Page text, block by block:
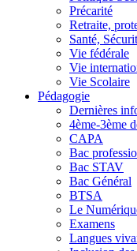
Précarité
Retraite,
Santé,
Vie fédérale
Vie
Vie Scolaire
Pédagogie
Dernières
4ème-3ème
CAPA
Bac
Bac STAV
Bac Général
BTSA
Le
Examens
Langues